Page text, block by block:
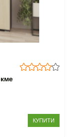
КУПИТИ